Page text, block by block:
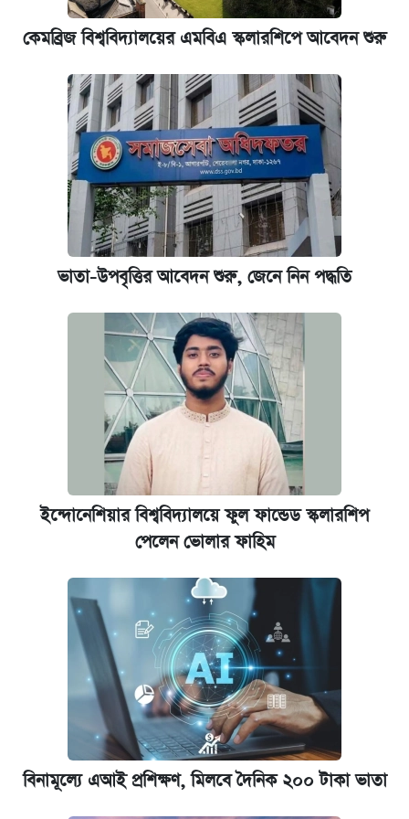
আজকের বাজারে স্বর্ণের দাম (৬ আগস্ট)
আবেদন শুরু
কেমব্রিজ বিশ্ববিদ্যালয়ের এমবিএ স্কলারশিপে আবেদন শুরু
ভাতা-উপবৃত্তির আবেদন শুরু, জেনে নিন পদ্ধতি
ইন্দোনেশিয়ার বিশ্ববিদ্যালয়ে ফুল ফান্ডেড স্কলারশিপ
পেলেন ভোলার ফাহিম
বিনামূল্যে এআই প্রশিক্ষণ, মিলবে দৈনিক ২০০ টাকা ভাতা